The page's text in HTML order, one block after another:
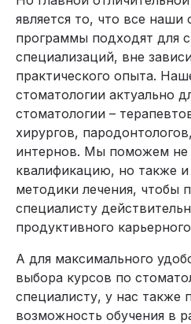
является то, что все наши
программы подходят для
специализаций, вне
практического опыта.
стоматологии актуально
стоматологии –
хирургов,
интернов. Мы поможем не
квалификацию, но также
методики лечения, чтобы
специалисту
продуктивного
А для максимального
выбора курсов по
специалисту, у нас также
возможность обучения в